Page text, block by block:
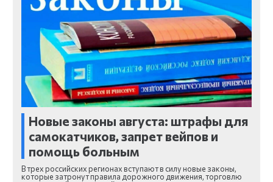
Новые законы августа: штрафы для
самокатчиков, запрет вейпов и
помощь больным
В трех российских регионах вступают в силу новые законы,
которые затронут правила дорожного движения, торговлю